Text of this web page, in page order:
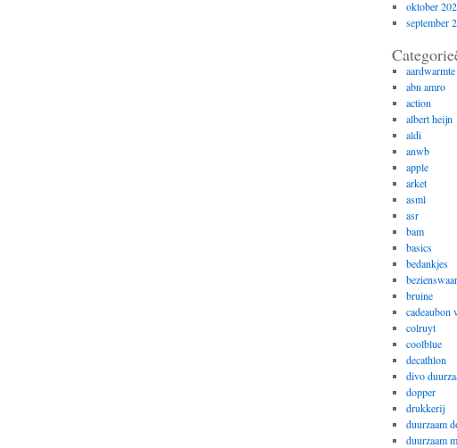
oktober
september
aardwarmte
abn amro
action
albert heijn
aldi
anwb
apple
arket
asml
asr
bam
basics
bedankjes
bruine
cadeaubon
colruyt
coolblue
decathlon
divo
dopper
drukkerij
duurzaam
duurzaam